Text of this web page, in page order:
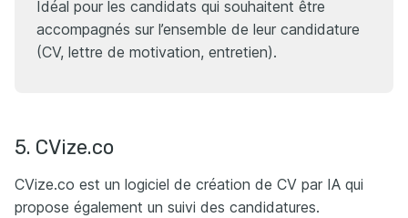
Idéal pour les candidats qui souhaitent être
accompagnés sur l’ensemble de leur candidature
(CV, lettre de motivation, entretien).
5. CVize.co
CVize.co est un logiciel de création de CV par IA qui
propose également un suivi des candidatures.